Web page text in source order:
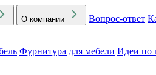
О компании Вопрос-ответ
Фурнитура для мебели Идеи по